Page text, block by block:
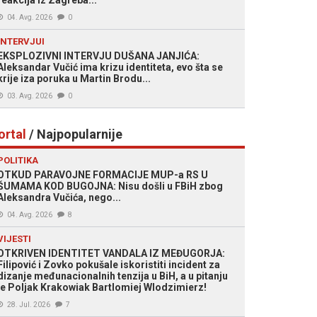
04. Avg. 2026 0
INTERVJU DUŠANA JANJIĆA:
Vučić ima krizu identiteta, evo šta se
iza poruka u Martin Brodu...
03. Avg. 2026 0
/ Najpopularnije
PARAVOJNE FORMACIJE MUP-a RS U
KOD BUGOJNA: Nisu došli u FBiH zbog
Vučića, nego...
04. Avg. 2026 8
IDENTITET VANDALA IZ MEĐUGORJA:
i Zovko pokušale iskoristiti incident za
međunacionalnih tenzija u BiH, a u pitanju
Poljak Krakowiak Bartlomiej Wlodzimierz!
28. Jul. 2026 7